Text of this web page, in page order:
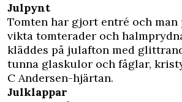
Julpynt
Tomten har gjort entré och man
vikta tomterader och
kläddes på julafton med
tunna glaskulor och fåglar,
C Andersen-hjärtan.
Julklappar